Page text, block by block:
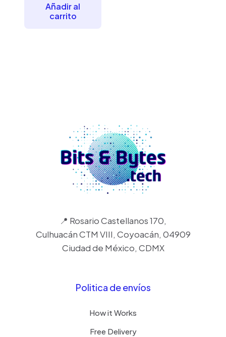
Añadir al
carrito
📍 Rosario Castellanos 170,
Culhuacán CTM VIII, Coyoacán, 04909
Ciudad de México, CDMX
Politica de envíos
How it Works
Free Delivery